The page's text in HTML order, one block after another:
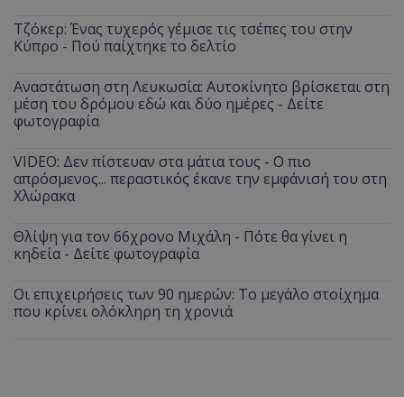
Τζόκερ: Ένας τυχερός γέμισε τις τσέπες του στην
Κύπρο - Πού παίχτηκε το δελτίο
Αναστάτωση στη Λευκωσία: Αυτοκίνητο βρίσκεται στη
μέση του δρόμου εδώ και δύο ημέρες - Δείτε
φωτογραφία
VIDEO: Δεν πίστευαν στα μάτια τους - Ο πιο
απρόσμενος... περαστικός έκανε την εμφάνισή του στη
Χλώρακα
Θλίψη για τον 66χρονο Μιχάλη - Πότε θα γίνει η
κηδεία - Δείτε φωτογραφία
Οι επιχειρήσεις των 90 ημερών: Το μεγάλο στοίχημα
που κρίνει ολόκληρη τη χρονιά